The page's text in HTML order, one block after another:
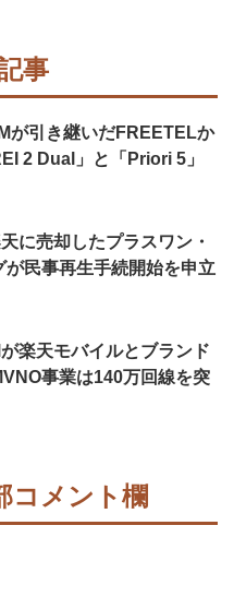
事
が引き継いだFREETELか
2 Dual」と「Priori 5」
に売却したプラスワン・
が民事再生手続開始を申立
楽天モバイルとブランド
事業は140万回線を突
コメント欄